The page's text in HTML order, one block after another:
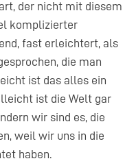
der nicht mit diesem
komplizierter
fast erleichtert, als
die man
ist das alles ein
ist die Welt gar
wir sind es, die
weil wir uns in die
haben.